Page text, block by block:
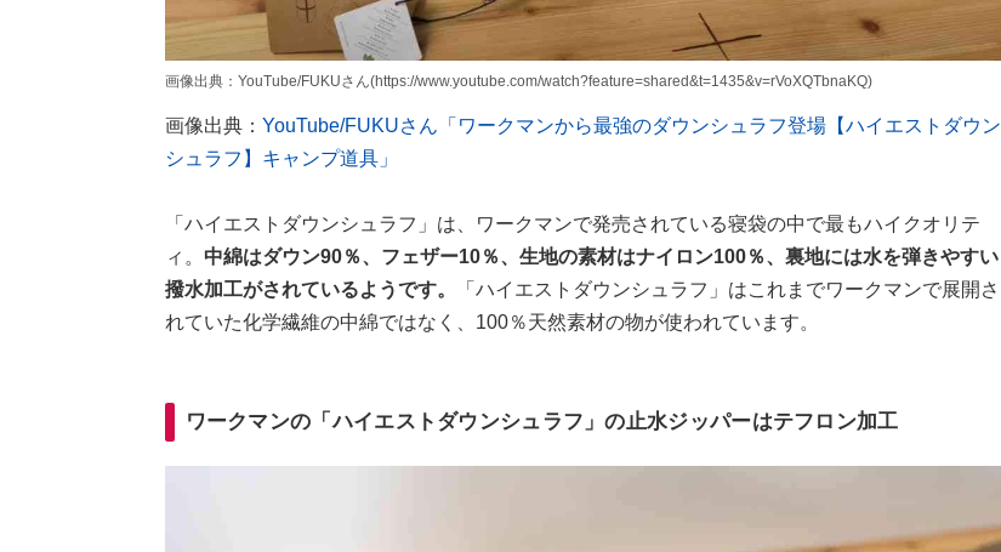
画像出典：YouTube/FUKUさん(https://www.youtube.com/watch?feature=shared&t=1435&v=rVoXQTbnaKQ)
画像出典： YouTube/FUKUさん「ワークマンから最強のダウンシュラフ登場【ハイエストダウン
シュラフ】キャンプ道具」
「ハイエストダウンシュラフ」は、ワークマンで発売されている寝袋の中で最もハイクオリテ
ィ。 中綿はダウン90％、フェザー10％、生地の素材はナイロン100％、裏地には水を弾きやすい
撥水加工がされているようです。
「ハイエストダウンシュラフ」はこれまでワークマンで展開さ
れていた化学繊維の中綿ではなく、100％天然素材の物が使われています。
ワークマンの「ハイエストダウンシュラフ」の止水ジッパーはテフロン加工